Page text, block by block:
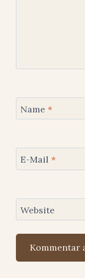
Name *
E-Mail *
Website